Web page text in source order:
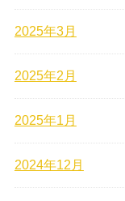
2025年3月
2025年2月
2025年1月
2024年12月